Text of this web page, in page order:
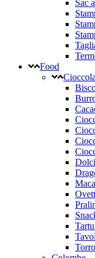
Sac
Food